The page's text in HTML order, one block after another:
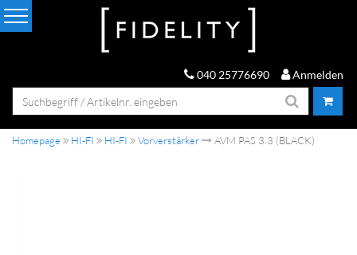
040 25776690 Anmelden
Homepage HI-FI HI-FI Vorverstärker AVM PAS 3.3 (BLACK)